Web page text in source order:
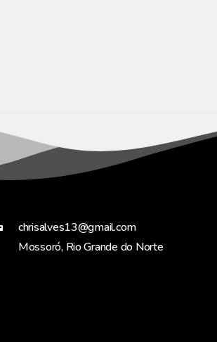
chrisalves13@gmail.com
Mossoró, Rio Grande do Norte